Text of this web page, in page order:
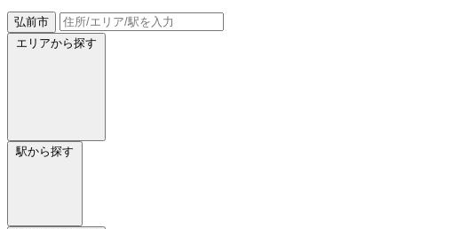
弘前市
エリアから探す
駅から探す